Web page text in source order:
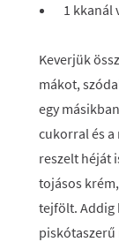
1 kkanál
Keverjük
mákot,
egy
cukorral és a
reszelt héját
tojásos
tejfölt. Addig
piskótaszerű